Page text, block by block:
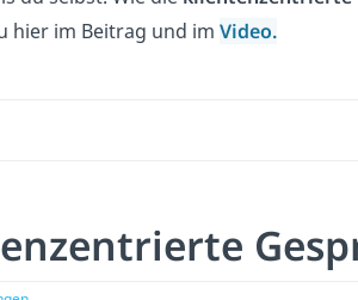
hier im Beitrag und im Video.